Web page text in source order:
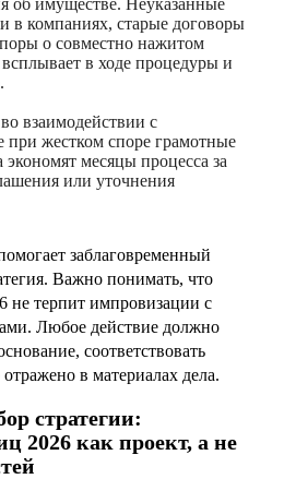
об имуществе. Неуказанные
в компаниях, старые договоры
о совместно нажитом
в ходе процедуры и
взаимодействии с
при жестком споре грамотные
месяцы процесса за
или уточнения
заблаговременный
Важно понимать, что
не терпит импровизации с
Любое действие должно
соответствовать
в материалах дела.
стратегии:
2026 как проект, а не